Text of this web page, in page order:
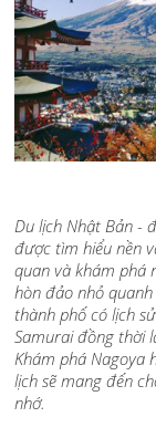
Du lịch Nhật Bản -
được tìm hiểu nền
quan và khám phá
hòn đảo nhỏ
thành phố có lịch
Samurai đồng thời
Khám phá Nagoya
lịch sẽ mang đến
nhớ.